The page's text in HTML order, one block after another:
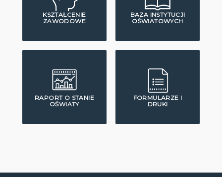
KSZTAŁCENIE
ZAWODOWE
BAZA INSTYTUCJI
OŚWIATOWYCH
RAPORT O STANIE
OŚWIATY
FORMULARZE I
DRUKI